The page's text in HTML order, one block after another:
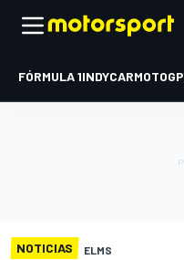
FÓRMULA 1INDYCARMOTOGP
NOTICIAS ELMS